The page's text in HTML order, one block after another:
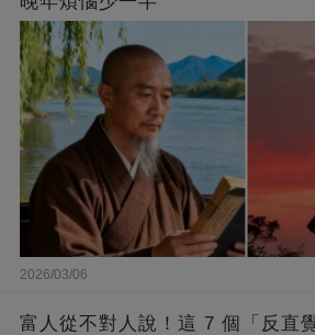
2026/03/06
富人從不對人說！這 7 個「反直